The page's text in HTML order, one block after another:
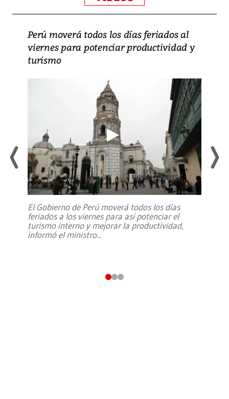
Perú moverá todos los días feriados al
viernes para potenciar productividad y
turismo
El Gobierno de Perú moverá todos los días
feriados a los viernes para así potenciar el
turismo interno y mejorar la productividad,
informó el ministro...